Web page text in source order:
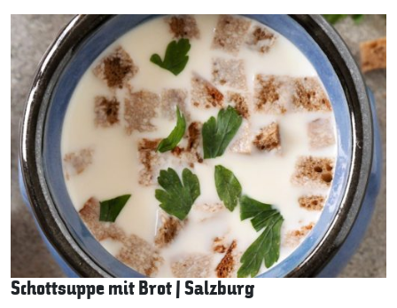
Schottsuppe mit Brot | Salzburg